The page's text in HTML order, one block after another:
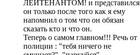
ЛЕЙТЕНАНТОМ! и представился
он только после того как я ему
напомнил о том что он обязан
сказать кто и что он.
Теперь о самом главном!!! Речь от
полиции : "тебя ничего не